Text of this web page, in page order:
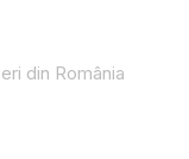
din România